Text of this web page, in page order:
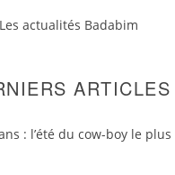
Les actualités Badabim
ARTICLES
: l’été du cow-boy le